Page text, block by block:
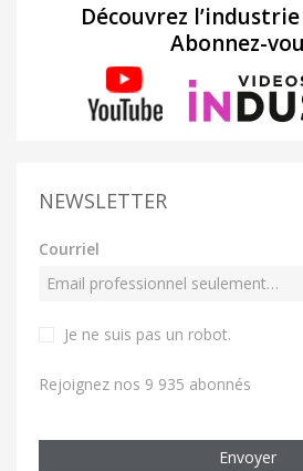
Découvrez
Abonnez-
NEWSLETTER
Courriel
Je ne suis pas un robot.
Rejoignez nos 9 935 abonnés
Envoyer